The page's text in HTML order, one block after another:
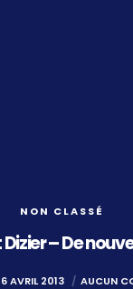
NON CLASSÉ
– De
AVRIL 2013 AUCUN